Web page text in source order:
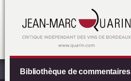
Bibliothèque de commentaires